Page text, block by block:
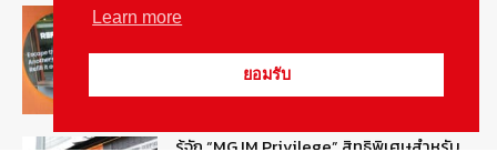
MG ลั่นกลองรบ! เตรียมลุยชิงส่วนแบ่งตลาด
รู้จัก “MG IM Privilege” สิทธิพิเศษสำหรับ
Learn more
ยอมรับ